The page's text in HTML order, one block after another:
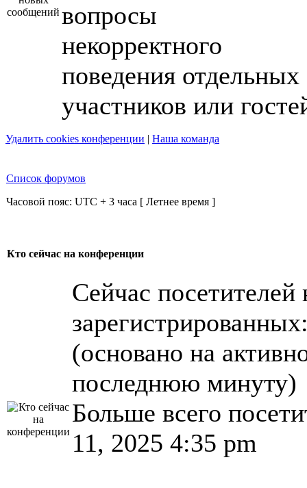
вопросы
некорректного
поведения отдельных
участников или
Удалить cookies конференции | Наша команда
Список форумов
Часовой пояс: UTC + 3 часа [ Летнее время ]
Кто сейчас на конференции
Сейчас
(основано на
последнюю минуту)
Больше всего
11, 2025 4:35 pm